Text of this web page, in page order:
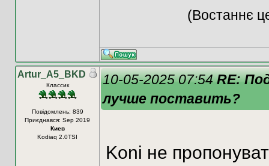
(Востаннє
Artur_A5_BKD
Классик
Повідомлень: 839
Приєднався: Sep 2019
Киев
Kodiaq 2.0TSI
10-05-2025 07:54RE:
лучше поставить?
Koni не